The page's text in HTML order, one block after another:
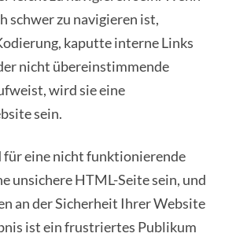
schwer zu navigieren ist,
kaputte interne Links
nicht übereinstimmende
wird sie eine
sein.
für eine nicht funktionierende
unsichere HTML-Seite sein, und
an der Sicherheit Ihrer Website
ist ein frustriertes Publikum